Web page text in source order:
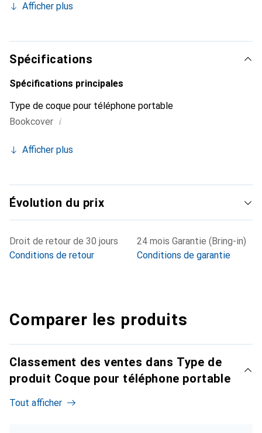
devient l'accessoire chic et indispensable de votre
produits de haute qualité, la marque Noreve est un choix
sûr pour une clientèle exigeante.
Afficher plus
Spécifications
Spécifications principales
Type de coque pour téléphone portable
Bookcover i
Afficher plus
Évolution du prix
Droit de retour de 30 jours
Conditions de retour
24 mois Garantie (Bring-in)
Conditions de garantie
Comparer les produits
Classement des ventes dans Type de
produit Coque pour téléphone portable
Tout afficher